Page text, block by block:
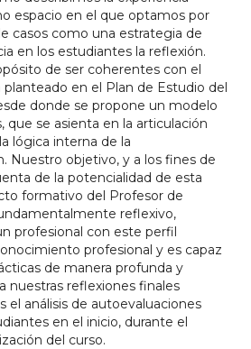
espacio en el que optamos por
casos como una estrategia de
en los estudiantes la reflexión.
de ser coherentes con el
en el Plan de Estudio del
donde se propone un modelo
que se asienta en la articulación
lógica interna de la
Nuestro objetivo, y a los fines de
de la potencialidad de esta
formativo del Profesor de
reflexivo,
profesional con este perfil
profesional y es capaz
de manera profunda y
nuestras reflexiones finales
el análisis de autoevaluaciones
en el inicio, durante el
del curso.